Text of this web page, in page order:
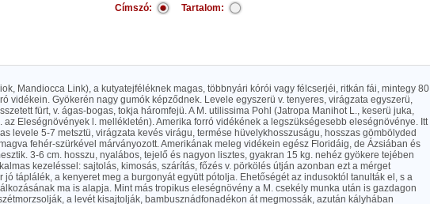
Címszó: Tartalom:
Mandiocca Link), a kutyatejféléknek magas, többnyári kórói vagy félcserjéi, ritkán fái, mintegy 80
vidékein. Gyökerén nagy gumók képződnek. Levele egyszerü v. tenyeres, virágzata egyszerü,
fürt, v. ágas-bogas, tokja háromfejü. A M. utilissima Pohl (Jatropa Manihot L., keserü juka,
az Eleségnövények l. mellékletén). Amerika forró vidékének a legszükségesebb eleségnövénye. Itt
levele 5-7 metsztü, virágzata kevés virágu, termése hüvelykhosszuságu, hosszas gömbölyded
fehér-szürkével márványozott. Amerikának meleg vidékein egész Floridáig, de Ázsiában és
3-6 cm. hosszu, nyalábos, tejelő és nagyon lisztes, gyakran 15 kg. nehéz gyökere tejében
kezeléssel: sajtolás, kimosás, szárítás, főzés v. pörkölés útján azonban ezt a mérget
jó táplálék, a kenyeret meg a burgonyát együtt pótolja. Ehetőségét az indusoktól tanulták el, s a
ma is alapja. Mint más tropikus eleségnövény a M. csekély munka után is gazdagon
a levét kisajtolják, bambusznádfonadékon át megmossák, azután kályhában